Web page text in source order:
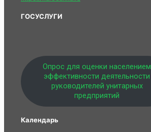
ГОСУСЛУГИ
Опрос для оценки населением
эффективности деятельности
руководителей унитарных
предприятий
Календарь